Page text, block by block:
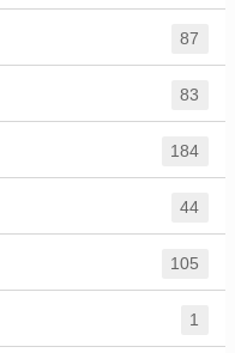
87
83
184
44
105
1